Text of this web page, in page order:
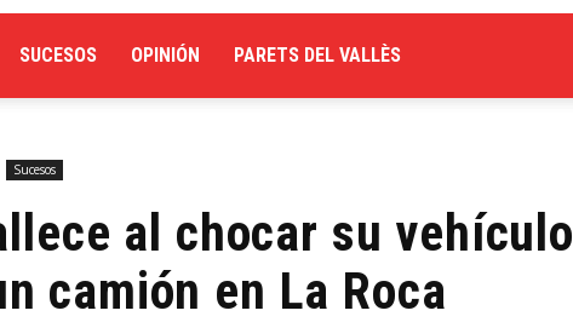
SUCESOS OPINIÓN PARETS DEL VALLÈS
Sucesos
al chocar su vehículo
camión en La Roca